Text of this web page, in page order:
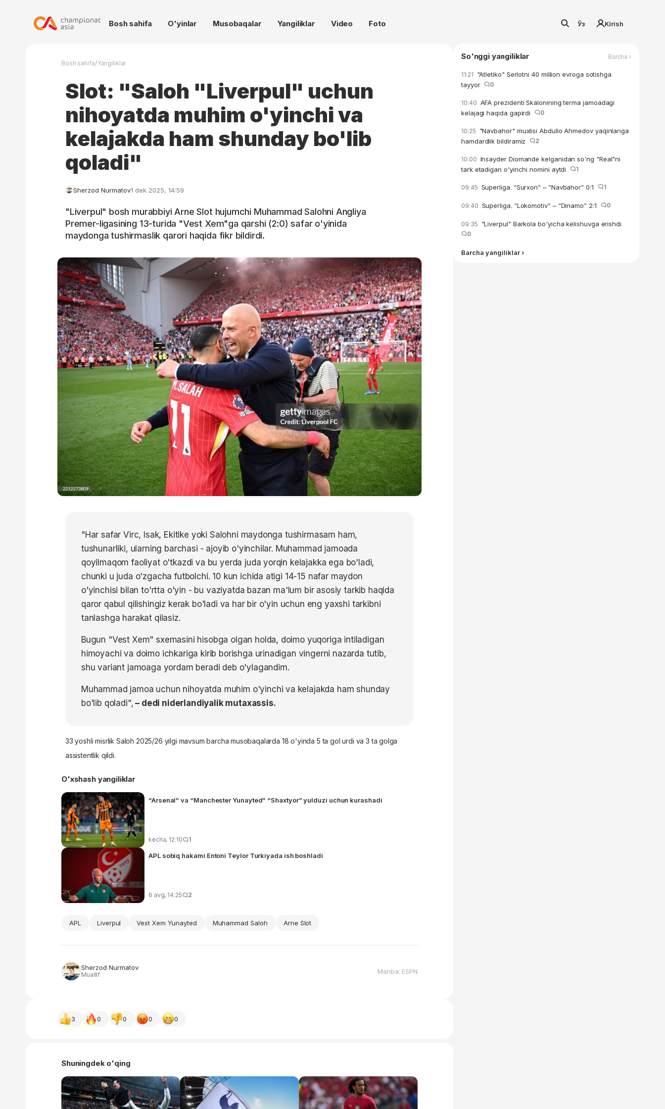
Bosh sahifa O'yinlar Musobaqalar Yangiliklar Video Foto Ўз Kirish
Bosh sahifa/Yangiliklar
Slot: "Saloh "Liverpul" uchun
nihoyatda muhim o'yinchi va
kelajakda ham shunday bo'lib
qoladi"
Sherzod Nurmatov1 dek 2025, 14:59
"Liverpul" bosh murabbiyi Arne Slot hujumchi Muhammad Salohni Angliya
Premer-ligasining 13-turida "Vest Xem"ga qarshi (2:0) safar o'yinida
maydonga tushirmaslik qarori haqida fikr bildirdi.
"Har safar Virc, Isak, Ekitike yoki Salohni maydonga tushirmasam ham,
tushunarliki, ularning barchasi - ajoyib o'yinchilar. Muhammad jamoada
qoyilmaqom faoliyat o'tkazdi va bu yerda juda yorqin kelajakka ega bo'ladi,
chunki u juda o'zgacha futbolchi. 10 kun ichida atigi 14-15 nafar maydon
o'yinchisi bilan to'rtta o'yin - bu vaziyatda bazan ma'lum bir asosiy tarkib haqida
qaror qabul qilishingiz kerak bo'ladi va har bir o'yin uchun eng yaxshi tarkibni
tanlashga harakat qilasiz.
Bugun "Vest Xem" sxemasini hisobga olgan holda, doimo yuqoriga intiladigan
himoyachi va doimo ichkariga kirib borishga urinadigan vingerni nazarda tutib,
shu variant jamoaga yordam beradi deb o'ylagandim.
Muhammad jamoa uchun nihoyatda muhim o'yinchi va kelajakda ham shunday
bo'lib qoladi", – dedi niderlandiyalik mutaxassis.
33 yoshli misrlik Saloh 2025/26 yilgi mavsum barcha musobaqalarda 18 o'yinda 5 ta gol urdi va 3 ta golga
assistentlik qildi.
O'xshash yangiliklar
“Arsenal” va “Manchester Yunayted” “Shaxtyor” yulduzi uchun kurashadi
kecha, 12:10 1
APL sobiq hakami Entoni Teylor Turkiyada ish boshladi
6 avg, 14:25 2
APL Liverpul Vest Xem Yunayted Muhammad Saloh Arne Slot
Sherzod Nurmatov
Muallif Manba: ESPN
3 0 0 0 0
Shuningdek o'qing
So'nggi yangiliklar Barcha ›
11:21 "Atletiko" Serlotni 40 million evroga sotishga
tayyor
0
10:40 AFA prezidenti Skalonining terma jamoadagi
kelajagi haqida gapirdi
0
10:25 "Navbahor" muxlisi Abdullo Ahmedov yaqinlariga
hamdardlik bildiramiz
2
10:00 Insayder Diomande kelganidan so'ng "Real"ni
tark etadigan o'yinchi nomini aytdi
1
09:45 Superliga. “Surxon” – “Navbahor” 0:1 1
09:40 Superliga. “Lokomotiv” – “Dinamo” 2:1 0
09:35 "Liverpul" Barkola bo'yicha kelishuvga erishdi
0
Barcha yangiliklar ›